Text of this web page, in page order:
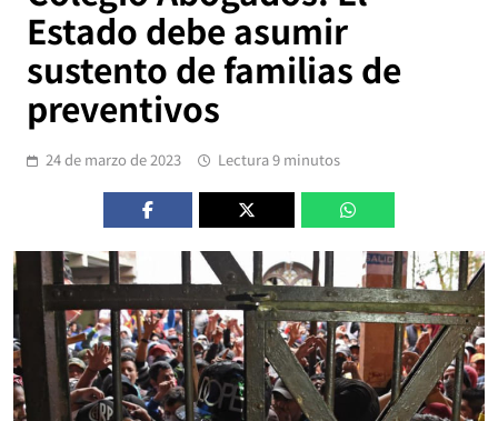
Estado debe asumir
sustento de familias de
preventivos
24 de marzo de 2023 Lectura 9 minutos